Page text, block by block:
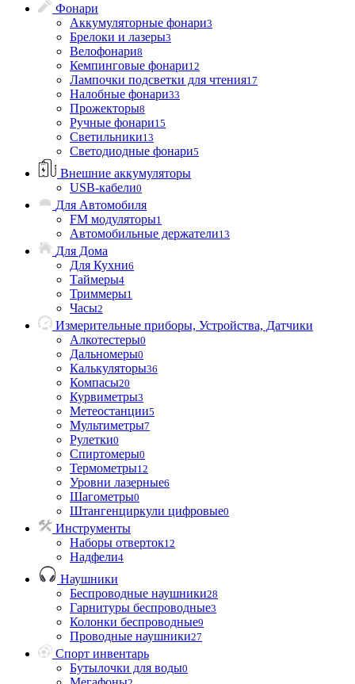
Фонари
Аккумуляторные фонари3
Брелоки и лазеры3
Велофонари8
Кемпинговые фонари12
Лампочки подсветки для чтения17
Налобные фонари33
Прожекторы8
Ручные фонари15
Светильники13
Светодиодные фонари5
Внешние аккумуляторы
USB-кабели0
Для Автомобиля
FM модуляторы1
Автомобильные держатели13
Для Дома
Для Кухни6
Таймеры4
Триммеры1
Часы2
Измерительные приборы, Устройства, Датчики
Алкотестеры0
Дальномеры0
Калькуляторы36
Компасы20
Курвиметры3
Метеостанции5
Мультиметры7
Рулетки0
Спиртомеры0
Термометры12
Уровни лазерные6
Шагометры0
Штангенциркули цифровые0
Инструменты
Наборы отверток12
Надфели4
Наушники
Беспроводные наушники28
Гарнитуры беспроводные3
Колонки беспроводные9
Проводные наушники27
Спорт инвентарь
Бутылочки для воды0